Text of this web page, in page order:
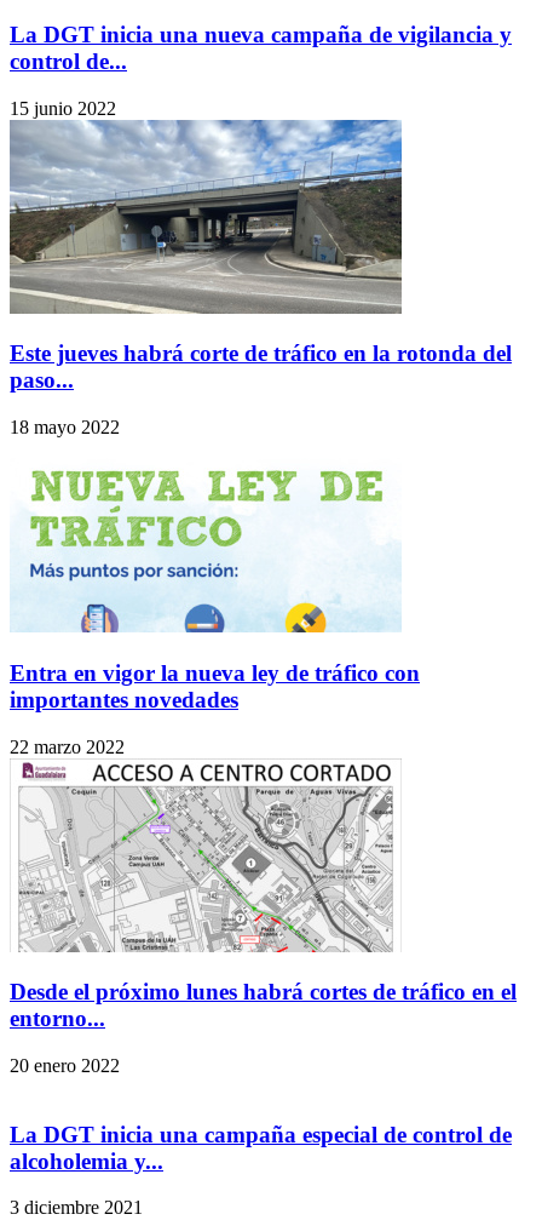
La DGT inicia una nueva campaña de vigilancia y
control de...
15 junio 2022
Este jueves habrá corte de tráfico en la rotonda del
paso...
18 mayo 2022
Entra en vigor la nueva ley de tráfico con
importantes novedades
22 marzo 2022
Desde el próximo lunes habrá cortes de tráfico en el
entorno...
20 enero 2022
La DGT inicia una campaña especial de control de
alcoholemia y...
3 diciembre 2021